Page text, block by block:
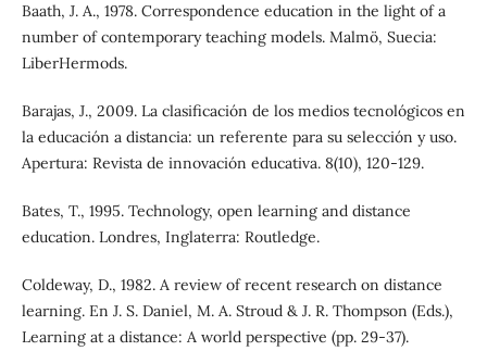
Baath, J. A., 1978. Correspondence education in the light of a
number of contemporary teaching models. Malmö, Suecia:
LiberHermods.
Barajas, J., 2009. La clasificación de los medios tecnológicos en
la educación a distancia: un referente para su selección y uso.
Apertura: Revista de innovación educativa. 8(10), 120-129.
Bates, T., 1995. Technology, open learning and distance
education. Londres, Inglaterra: Routledge.
Coldeway, D., 1982. A review of recent research on distance
learning. En J. S. Daniel, M. A. Stroud & J. R. Thompson (Eds.),
Learning at a distance: A world perspective (pp. 29-37).